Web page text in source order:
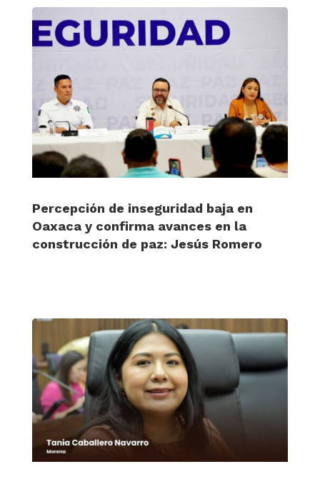
Percepción de inseguridad baja en
Oaxaca y confirma avances en la
construcción de paz: Jesús Romero